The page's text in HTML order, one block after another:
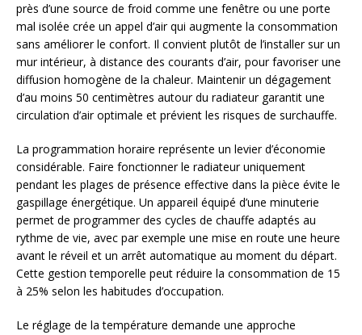
près d’une source de froid comme une fenêtre ou une porte
mal isolée crée un appel d’air qui augmente la consommation
sans améliorer le confort. Il convient plutôt de l’installer sur un
mur intérieur, à distance des courants d’air, pour favoriser une
diffusion homogène de la chaleur. Maintenir un dégagement
d’au moins 50 centimètres autour du radiateur garantit une
circulation d’air optimale et prévient les risques de surchauffe.
La programmation horaire représente un levier d’économie
considérable. Faire fonctionner le radiateur uniquement
pendant les plages de présence effective dans la pièce évite le
gaspillage énergétique. Un appareil équipé d’une minuterie
permet de programmer des cycles de chauffe adaptés au
rythme de vie, avec par exemple une mise en route une heure
avant le réveil et un arrêt automatique au moment du départ.
Cette gestion temporelle peut réduire la consommation de 15
à 25% selon les habitudes d’occupation.
Le réglage de la température demande une approche